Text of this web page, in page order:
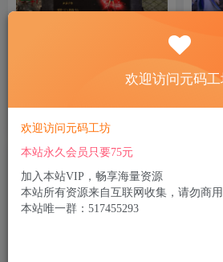
三职业二大陆白猪2】最新整理
双端+GM授权物品后台+详细
搭建教程
法内
欢迎访问元码
欢迎访问元码工坊
本站永久会员只要75元
加入本站VIP，畅享海量资源
本站所有资源来自互联网收集，请勿商用
本站唯一群：517455293